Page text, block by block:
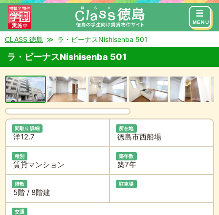
MENU
来店予約 お問い合わせ
CLASS 徳島 ラ・ビーナスNishisenba 501
ラ・ビーナスNishisenba 501
間取り詳細
洋12.7
所在地
徳島市西船場
種別
賃貸マンション
築年数
築7年
階数
5階 / 8階建
駐車場
交通